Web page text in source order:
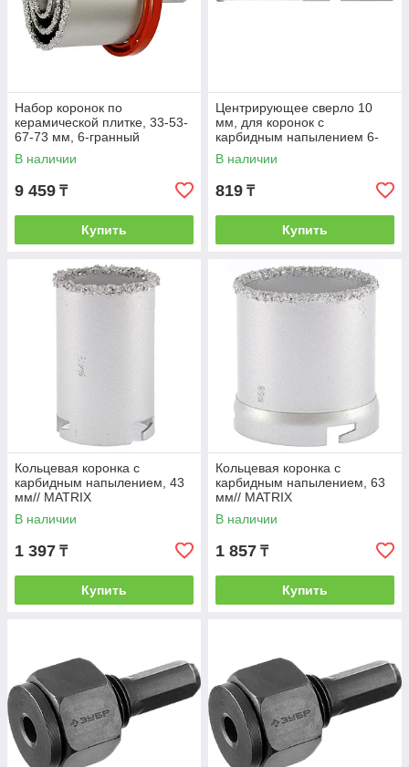
Набор коронок по
керамической плитке, 33-53-
67-73 мм, 6-гранный
хвостовик// MATRIX
В наличии
9 459 ₸
Купить
Центрирующее сверло 10
мм, для коронок с
карбидным напылением 6-
гран. хвостовик// MATRIX
В наличии
819 ₸
Купить
Кольцевая коронка с
карбидным напылением, 43
мм// MATRIX
В наличии
1 397 ₸
Купить
Кольцевая коронка с
карбидным напылением, 63
мм// MATRIX
В наличии
1 857 ₸
Купить